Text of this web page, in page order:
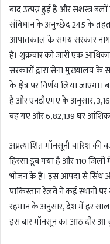
बाद उत्पन्न हुई है और सशस्त्र
संविधान के अनुच्छेद 245 के
आपातकाल के समय सरकार
है। शुक्रवार को जारी एक
सरकारों द्वारा सेना मुख्यालय
के क्षेत्र पर निर्णय लिया
है और एनडीएमए के अनुसार,
बह गए और 6,82,139 घर आंशिक
अप्रत्याशित मॉनसूनी बारिश
हिस्सा डूब गया है और 110
भोजन के हैं। इस आपदा से सिंध
पाकिस्तान रेलवे ने कई स्थानों पर
रहमान के अनुसार, देश में हर
इस बार मॉनसून का आठ दौर आ